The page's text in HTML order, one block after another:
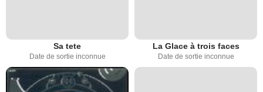
Sa tete
Date de sortie inconnue
La Glace à trois faces
Date de sortie inconnue